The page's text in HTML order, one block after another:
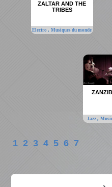
ZALTAR AND THE
TRIBES
Electro,Musiques du monde
Jazz ,
1 2 3 4 5 6 7